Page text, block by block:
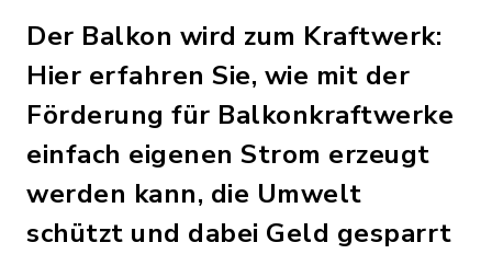
Der Balkon wird zum Kraftwerk:
Hier erfahren Sie, wie mit der
Förderung für Balkonkraftwerke
einfach eigenen Strom erzeugt
werden kann, die Umwelt
schützt und dabei Geld gesparrt